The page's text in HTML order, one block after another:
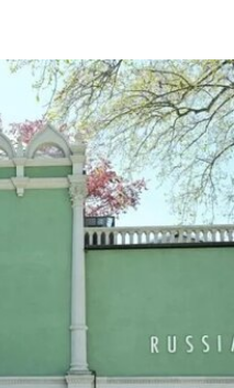
提前数日获释。古巴
Coco Fusco）近日曾
出狱后的下落。7月17
官员向《纽约时报》
获发人道主义签证，能
亡的生活。
与一群艺术家、记者
运动（San Isidro
对古巴政府、倡导民
了抗议歌曲《祖国与